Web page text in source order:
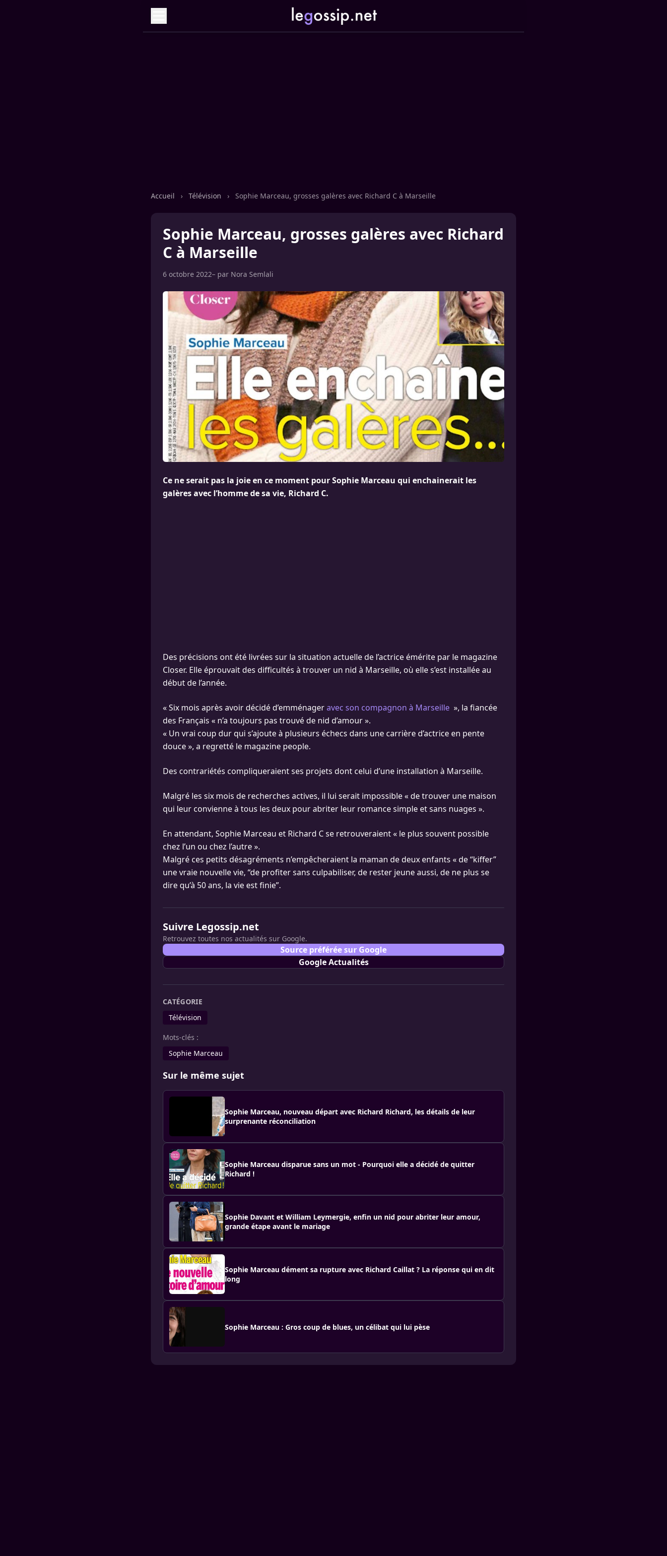
Accueil › Télévision › Sophie Marceau, grosses galères avec Richard C à Marseille
Sophie Marceau, grosses galères avec Richard
C à Marseille
6 octobre 2022– par Nora Semlali
Ce ne serait pas la joie en ce moment pour Sophie Marceau qui enchainerait les
galères avec l’homme de sa vie, Richard C.
Des précisions ont été livrées sur la situation actuelle de l’actrice émérite par le magazine
Closer. Elle éprouvait des difficultés à trouver un nid à Marseille, où elle s’est installée au
début de l’année.
« Six mois après avoir décidé d’emménageravec son compagnon à Marseille », la fiancée
des Français « n’a toujours pas trouvé de nid d’amour ».
« Un vrai coup dur qui s’ajoute à plusieurs échecs dans une carrière d’actrice en pente
douce », a regretté le magazine people.
Des contrariétés compliqueraient ses projets dont celui d’une installation à Marseille.
Malgré les six mois de recherches actives, il lui serait impossible « de trouver une maison
qui leur convienne à tous les deux pour abriter leur romance simple et sans nuages ».
En attendant, Sophie Marceau et Richard C se retrouveraient « le plus souvent possible
chez l’un ou chez l’autre ».
Malgré ces petits désagréments n’empêcheraient la maman de deux enfants « de “kiffer”
une vraie nouvelle vie, “de profiter sans culpabiliser, de rester jeune aussi, de ne plus se
dire qu’à 50 ans, la vie est finie”.
Suivre Legossip.net
Retrouvez toutes nos actualités sur Google.
Source préférée sur Google
Google Actualités
CATÉGORIE
Télévision
Mots-clés :
Sophie Marceau
Sur le même sujet
Sophie Marceau, nouveau départ avec Richard Richard, les détails de leur
surprenante réconciliation
Sophie Marceau disparue sans un mot - Pourquoi elle a décidé de quitter
Richard !
Sophie Davant et William Leymergie, enfin un nid pour abriter leur amour,
grande étape avant le mariage
Sophie Marceau dément sa rupture avec Richard Caillat ? La réponse qui en dit
long
Sophie Marceau : Gros coup de blues, un célibat qui lui pèse